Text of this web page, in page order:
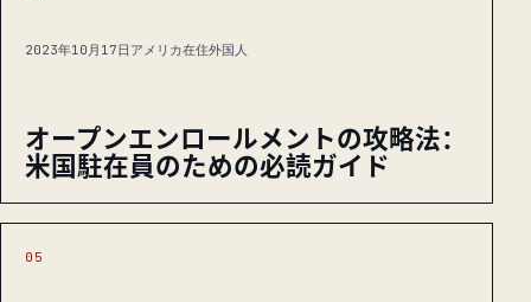
2023年10月17日 アメリカ在住外国人
オープンエンロールメントの攻略法：
米国駐在員のための必読ガイド
05